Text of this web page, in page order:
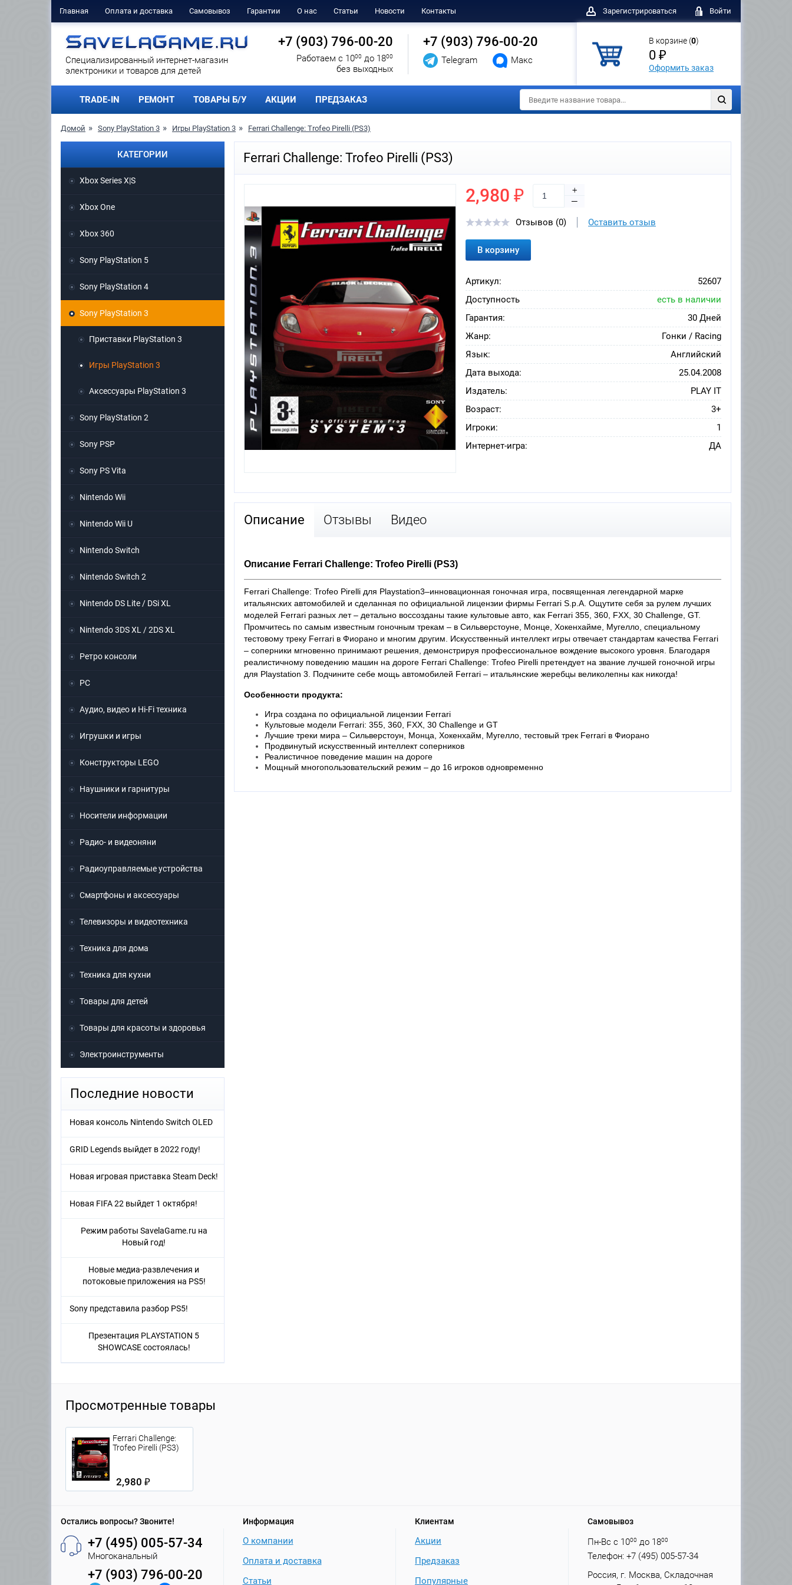
Главная Оплата и доставка Самовывоз Гарантии О нас Статьи Новости Контакты Зарегистрироваться Войти
Cпециализированный интернет-магазин
электроники и товаров для детей
+7 (903) 796-00-20
Работаем с 1000 до 1800
без выходных
+7 (903) 796-00-20
Telegram Макс
В корзине (0)
0 ₽
Оформить заказ
TRADE-IN РЕМОНТ ТОВАРЫ Б/У АКЦИИ ПРЕДЗАКАЗ
Домой Sony PlayStation 3 Игры PlayStation 3 Ferrari Challenge: Trofeo Pirelli (PS3)
Ferrari Challenge: Trofeo Pirelli (PS3)
2,980 ₽
+
—
Отзывов (0)
Оставить отзыв
В корзину
Артикул:
52607
Доступность
есть в наличии
Гарантия:
30 Дней
Жанр:
Гонки / Racing
Язык:
Английский
Дата выхода:
25.04.2008
Издатель:
PLAY IT
Возраст:
3+
Игроки:
1
Интернет-игра:
ДА
Описание Отзывы Видео
Описание Ferrari Challenge: Trofeo Pirelli (PS3)
Ferrari Challenge: Trofeo Pirelli для Playstation3–инновационная гоночная игра, посвященная легендарной марке
итальянских автомобилей и сделанная по официальной лицензии фирмы Ferrari S.p.A. Ощутите себя за рулем лучших
моделей Ferrari разных лет – детально воссозданы такие культовые авто, как Ferrari 355, 360, FXX, 30 Challenge, GT.
Промчитесь по самым известным гоночным трекам – в Сильверстоуне, Монце, Хокенхайме, Мугелло, специальному
тестовому треку Ferrari в Фиорано и многим другим. Искусственный интеллект игры отвечает стандартам качества Ferrari
– соперники мгновенно принимают решения, демонстрируя профессиональное вождение высокого уровня. Благодаря
реалистичному поведению машин на дороге Ferrari Challenge: Trofeo Pirelli претендует на звание лучшей гоночной игры
для Playstation 3. Подчините себе мощь автомобилей Ferrari – итальянские жеребцы великолепны как никогда!
Особенности продукта:
Игра создана по официальной лицензии Ferrari
Культовые модели Ferrari: 355, 360, FXX, 30 Challenge и GT
Лучшие треки мира – Сильверстоун, Монца, Хокенхайм, Мугелло, тестовый трек Ferrari в Фиорано
Продвинутый искусственный интеллект соперников
Реалистичное поведение машин на дороге
Мощный многопользовательский режим – до 16 игроков одновременно
КАТЕГОРИИ
Xbox Series X|S
Xbox One
Xbox 360
Sony PlayStation 5
Sony PlayStation 4
Sony PlayStation 3
Приставки PlayStation 3
Игры PlayStation 3
Аксессуары PlayStation 3
Sony PlayStation 2
Sony PSP
Sony PS Vita
Nintendo Wii
Nintendo Wii U
Nintendo Switch
Nintendo Switch 2
Nintendo DS Lite / DSi XL
Nintendo 3DS XL / 2DS XL
Ретро консоли
PC
Аудио, видео и Hi-Fi техника
Игрушки и игры
Конструкторы LEGO
Наушники и гарнитуры
Носители информации
Радио- и видеоняни
Радиоуправляемые устройства
Смартфоны и аксессуары
Телевизоры и видеотехника
Техника для дома
Техника для кухни
Товары для детей
Товары для красоты и здоровья
Электроинструменты
Последние новости
Новая консоль Nintendo Switch OLED
GRID Legends выйдет в 2022 году!
Новая игровая приставка Steam Deck!
Новая FIFA 22 выйдет 1 октября!
Режим работы SavelaGame.ru на
Новый год!
Новые медиа-развлечения и
потоковые приложения на PS5!
Sony представила разбор PS5!
Презентация PLAYSTATION 5
SHOWCASE состоялась!
Просмотренные товары
Ferrari Challenge:
Trofeo Pirelli (PS3)
2,980 ₽
Остались вопросы? Звоните!
+7 (495) 005-57-34
Многоканальный
+7 (903) 796-00-20
Информация
О компании
Оплата и доставка
Статьи
Клиентам
Акции
Предзаказ
Популярные
Самовывоз
Пн-Вс с 1000 до 1800
Телефон: +7 (495) 005-57-34
Россия, г. Москва, Складочная